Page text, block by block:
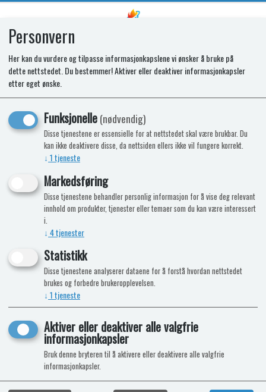
Elektronikk Aquaflex
Personvern
Her kan du vurdere og tilpasse informasjonkapslene vi ønsker å bruke på
dette nettstedet. Du bestemmer! Aktiver eller deaktiver informasjonkapsler
etter eget ønske.
Funksjonelle(nødvendig)
Disse tjenestene er essensielle for at nettstedet skal være brukbar. Du
kan ikke deaktivere disse, da nettsiden ellers ikke vil fungere korrekt.
↓ 1tjeneste
Markedsføring
Disse tjenestene behandler personlig informasjon for å vise deg relevant
innhold om produkter, tjenester eller temaer som du kan være interessert
i.
↓ 4tjenester
Statistikk
Disse tjenestene analyserer dataene for å forstå hvordan nettstedet
brukes og forbedre brukeropplevelsen.
↓ 1tjeneste
Aktiver eller deaktiver alle valgfrie
informasjonkapsler
Bruk denne bryteren til å aktivere eller deaktivere alle valgfrie
informasjonkapsler.